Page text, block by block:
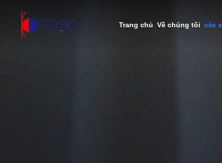
Trang chủ Về chúng tôi các